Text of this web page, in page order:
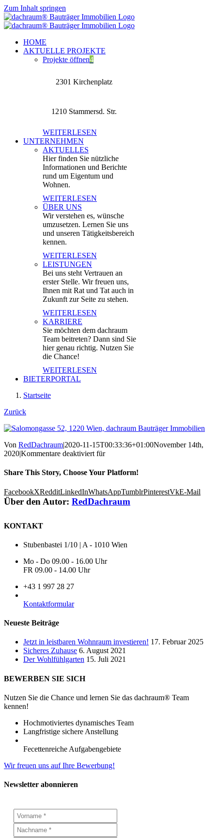
Zum Inhalt springen
HOME
AKTUELLE PROJEKTE
Projekte öffnen4
2301 Kirchenplatz
1210 Stammersd. Str.
WEITERLESEN
UNTERNEHMEN
AKTUELLES
Hier finden Sie nützliche
Informationen und Berichte
rund um Eigentum und
Wohnen.
WEITERLESEN
ÜBER UNS
Wir verstehen es, wünsche
umzusetzen. Lernen Sie uns
und unseren Tätigkeitsbereich
kennen.
WEITERLESEN
LEISTUNGEN
Bei uns steht Vertrauen an
erster Stelle. Wir freuen uns,
Ihnen mit Rat und Tat auch in
Zukunft zur Seite zu stehen.
WEITERLESEN
KARRIERE
Sie möchten dem dachraum
Team beitreten? Dann sind Sie
hier genau richtig. Nutzen Sie
die Chance!
WEITERLESEN
BIETERPORTAL
Startseite
Zurück
Von RedDachraum|2020-11-15T00:33:36+01:00November 14th,
2020|Kommentare deaktiviert für
Share This Story, Choose Your Platform!
FacebookXRedditLinkedInWhatsAppTumblrPinterestVkE-Mail
Über den Autor: RedDachraum
KONTAKT
Stubenbastei 1/10 | A - 1010 Wien
Mo - Do 09.00 - 16.00 Uhr
FR 09.00 - 14.00 Uhr
+43 1 997 28 27
Kontaktformular
Neueste Beiträge
Jetzt in leistbaren Wohnraum investieren! 17. Februar 2025
Sicheres Zuhause 6. August 2021
Der Wohlfühlgarten 15. Juli 2021
BEWERBEN SIE SICH
Nutzen Sie die Chance und lernen Sie das dachraum® Team
kennen!
Hochmotiviertes dynamisches Team
Langfristige sichere Anstellung
Fecettenreiche Aufgabengebiete
Wir freuen uns auf Ihre Bewerbung!
Newsletter abonnieren